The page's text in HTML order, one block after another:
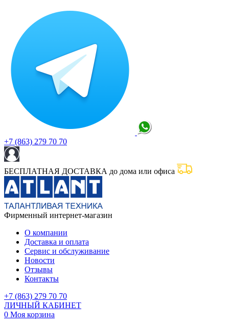
+7 (863) 279 70 70
БЕСПЛАТНАЯ ДОСТАВКА до дома или офиса
Фирменный интернет-магазин
О компании
Доставка и оплата
Сервис и обслуживание
Новости
Отзывы
Контакты
+7 (863) 279 70 70
ЛИЧНЫЙ КАБИНЕТ
0 Моя корзина